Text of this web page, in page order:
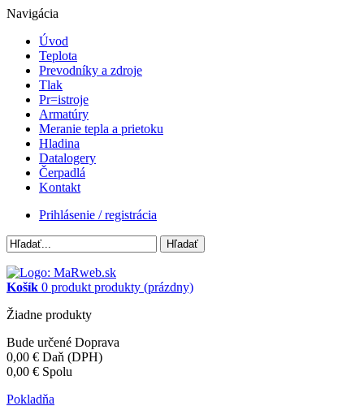
Navigácia
Úvod
Teplota
Prevodníky a zdroje
Tlak
Pr=istroje
Armatúry
Meranie tepla a prietoku
Hladina
Datalogery
Čerpadlá
Kontakt
Prihlásenie / registrácia
Hľadať
Košík 0 produkt produkty (prázdny)
Žiadne produkty
Bude určené Doprava
0,00 € Daň (DPH)
0,00 € Spolu
Pokladňa